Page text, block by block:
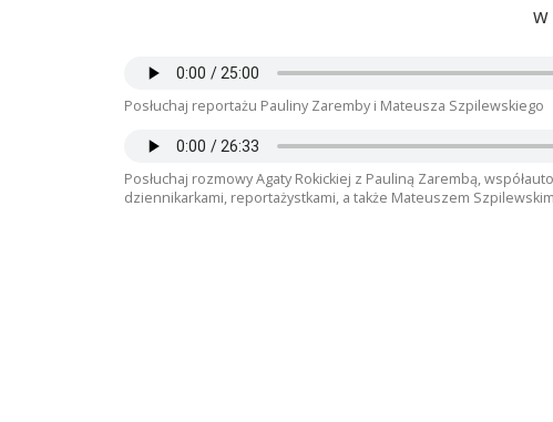
w
Posłuchaj reportażu Pauliny Zaremby i Mateusza Szpilewskiego
Posłuchaj rozmowy Agaty Rokickiej z Pauliną Zarembą,
dziennikarkami, reportażystkami, a także Mateuszem